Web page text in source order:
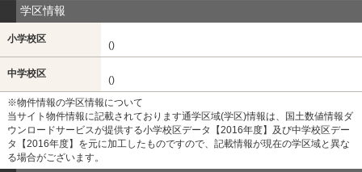
学区情報
小学校区
()
中学校区
()
※物件情報の学区情報について
当サイト物件情報に記載されております通学区域(学区)情報は、国土数値情報ダ
ウンロードサービスが提供する小学校区データ【2016年度】及び中学校区デー
タ【2016年度】を元に加工したものですので、記載情報が現在の学区域と異な
る場合がございます。